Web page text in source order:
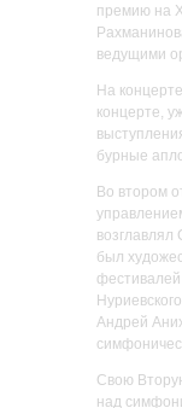
премию на
ведущими
На
концерте,
бурные
Во втором
возглавлял
был
Андрей
Свою
над